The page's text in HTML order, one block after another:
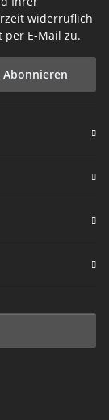
widerruflich
E-Mail zu.
Abonnieren